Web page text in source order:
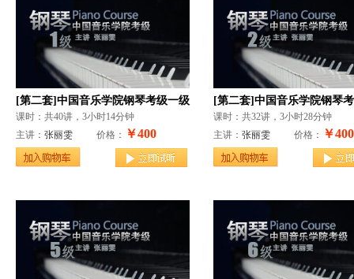
[第二套]中国音乐学院钢琴考级一级
课时：共40讲，3小时14分钟
主讲： 张丽雯 价格： ￥400
[第二套]中国音乐学院钢琴
课时：共32讲，3小时28分钟
主讲： 张丽雯 价格： ￥400